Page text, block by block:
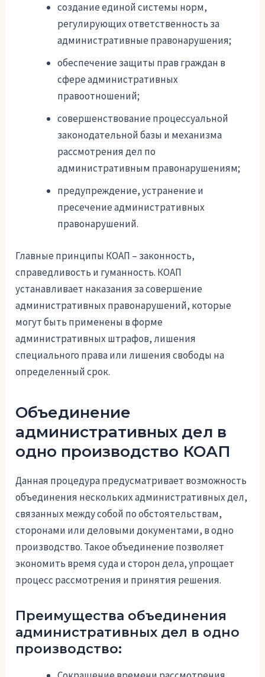
создание единой системы норм,
регулирующих ответственность за
административные правонарушения;
обеспечение защиты прав граждан в
сфере административных
правоотношений;
совершенствование процессуальной
законодательной базы и механизма
рассмотрения дел по
административным правонарушениям;
предупреждение, устранение и
пресечение административных
правонарушений.
Главные принципы КОАП – законность,
справедливость и гуманность. КОАП
устанавливает наказания за совершение
административных правонарушений, которые
могут быть применены в форме
административных штрафов, лишения
специального права или лишения свободы на
определенный срок.
Объединение
административных дел в
одно производство КОАП
Данная процедура предусматривает возможность
объединения нескольких административных дел,
связанных между собой по обстоятельствам,
сторонами или деловыми документами, в одно
производство. Такое объединение позволяет
экономить время суда и сторон дела, упрощает
процесс рассмотрения и принятия решения.
Преимущества объединения
административных дел в одно
производство: